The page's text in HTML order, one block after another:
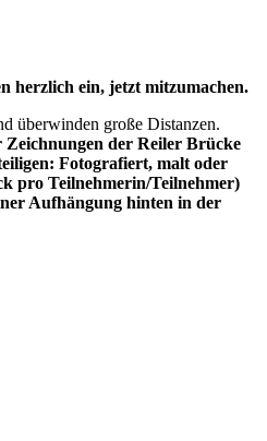
herzlich ein, jetzt mitzumachen.
überwinden große Distanzen.
der Reiler Brücke
Fotografiert, malt oder
pro Teilnehmerin/Teilnehmer)
Aufhängung hinten in der